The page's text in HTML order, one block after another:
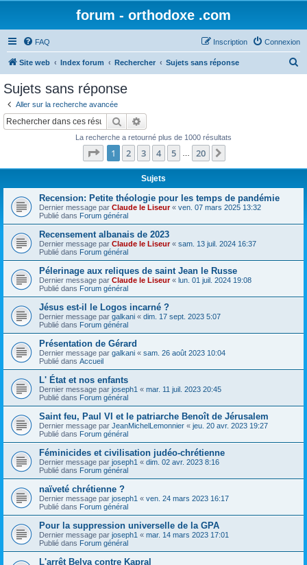
forum - orthodoxe .com
FAQ Connexion
Inscription
Site web Index forum Rechercher Sujets sans réponse
Sujets sans réponse
Aller sur la recherche avancée
Rechercher
La recherche a retourné plus de 1000 résultats
Page 1sur20
1 2 3 4 5 20
Sujets
Recension: Petite théologie pour les temps de pandémie
Dernier message par Claude le Liseur« ven. 07 mars 2025 13:32
Publié dans Forum général
Recensement albanais de 2023
Dernier message par Claude le Liseur« sam. 13 juil. 2024 16:37
Publié dans Forum général
Pélerinage aux reliques de saint Jean le Russe
Dernier message par Claude le Liseur« lun. 01 juil. 2024 19:08
Publié dans Forum général
Jésus est-il le Logos incarné ?
Dernier message par galkani « dim. 17 sept. 2023 5:07
Publié dans Forum général
Présentation de Gérard
Dernier message par galkani « sam. 26 août 2023 10:04
Publié dans Accueil
L' État et nos enfants
Dernier message par joseph1 « mar. 11 juil. 2023 20:45
Publié dans Forum général
Saint feu, Paul VI et le patriarche Benoît de Jérusalem
Dernier message par JeanMichelLemonnier « jeu. 20 avr. 2023 19:27
Publié dans Forum général
Féminicides et civilisation judéo-chrétienne
Dernier message par joseph1 « dim. 02 avr. 2023 8:16
Publié dans Forum général
naïveté chrétienne ?
Dernier message par joseph1 « ven. 24 mars 2023 16:17
Publié dans Forum général
Pour la suppression universelle de la GPA
Dernier message par joseph1 « mar. 14 mars 2023 17:01
Publié dans Forum général
L'arrêt Belya contre Kapral